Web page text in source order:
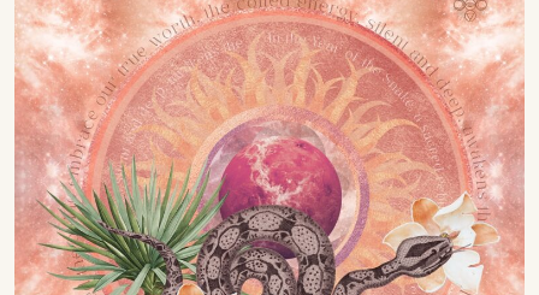
Facebook
Instagram
Youtube
TikTok
X(Twitter)